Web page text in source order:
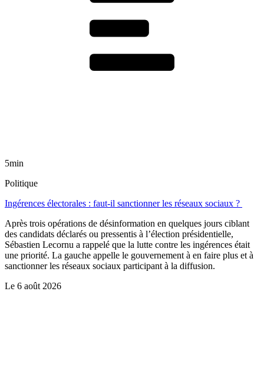
5min
Politique
Ingérences électorales : faut-il sanctionner les réseaux sociaux ?
Après trois opérations de désinformation en quelques jours ciblant
des candidats déclarés ou pressentis à l’élection présidentielle,
Sébastien Lecornu a rappelé que la lutte contre les ingérences était
une priorité. La gauche appelle le gouvernement à en faire plus et à
sanctionner les réseaux sociaux participant à la diffusion.
Le 6 août 2026